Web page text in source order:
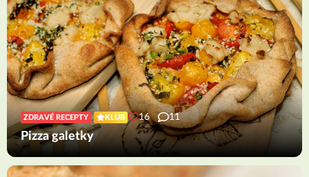
ZDRAVÉ RECEPTY KLUB 16 11
Pizza galetky